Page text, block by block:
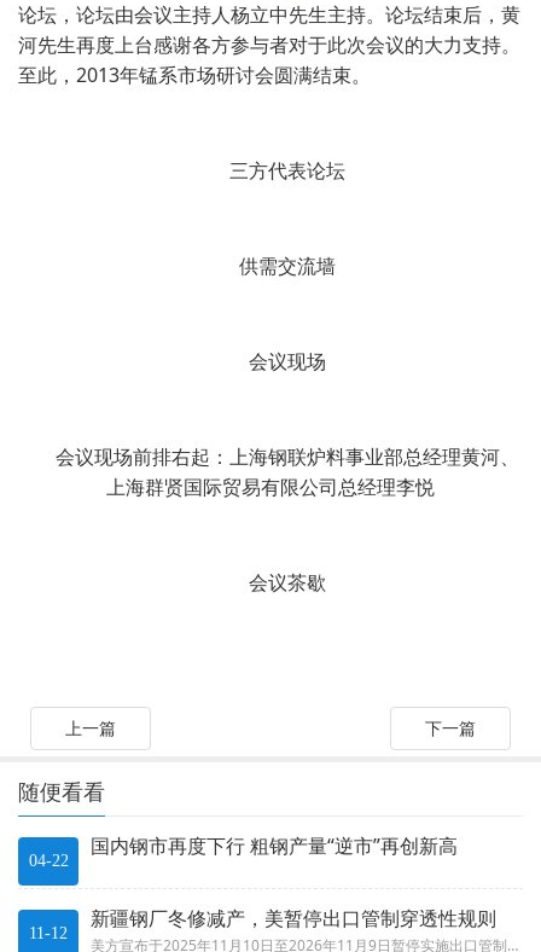
论坛，论坛由会议主持人杨立中先生主持。论坛结束后，黄
河先生再度上台感谢各方参与者对于此次会议的大力支持。
至此，2013年锰系市场研讨会圆满结束。
三方代表论坛
供需交流墙
会议现场
会议现场前排右起：上海钢联炉料事业部总经理黄河、
上海群贤国际贸易有限公司总经理李悦
会议茶歇
上一篇 下一篇
随便看看
04-22
国内钢市再度下行 粗钢产量“逆市”再创新高
11-12
新疆钢厂冬修减产，美暂停出口管制穿透性规则
美方宣布于2025年11月10日至2026年11月9日暂停实施出口管制穿透性规则，即在此期间，被列入美国出口管制“实体清...